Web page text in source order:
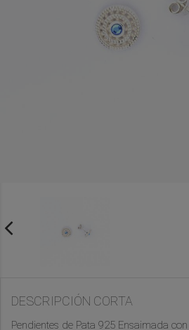
DESCRIPCIÓN CORTA
Pendientes de Pata 925 Ensaimada